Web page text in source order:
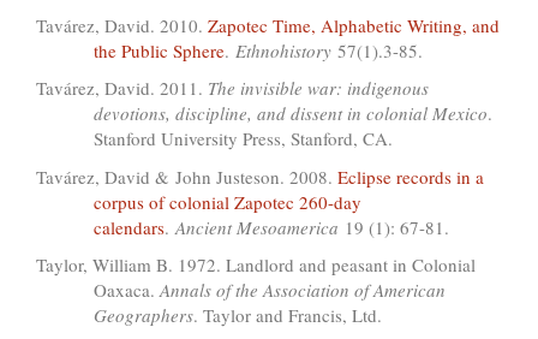
Tavárez, David. 2010. Zapotec Time, Alphabetic Writing, and
the Public Sphere. Ethnohistory 57(1).3-85.
Tavárez, David. 2011. The invisible war: indigenous
devotions, discipline, and dissent in colonial Mexico.
Stanford University Press, Stanford, CA.
Tavárez, David & John Justeson. 2008. Eclipse records in a
corpus of colonial Zapotec 260-day
calendars. Ancient Mesoamerica 19 (1): 67-81.
Taylor, William B. 1972. Landlord and peasant in Colonial
Oaxaca.Annals of the Association of American
Geographers. Taylor and Francis, Ltd.